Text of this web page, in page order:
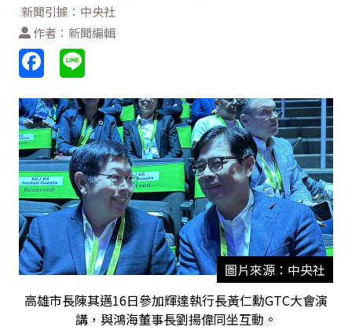
新聞引據：中央社
作者：新聞編輯
圖片來源：中央社
高雄市長陳其邁16日參加輝達執行長黃仁勳GTC大會演
講，與鴻海董事長劉揚偉同坐互動。